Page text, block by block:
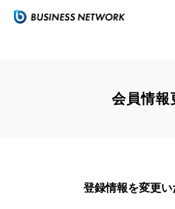
会員情報
登録情報を変更い